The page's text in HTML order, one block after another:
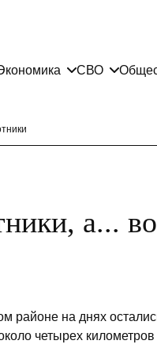
СВО
а...
районе на днях
четырех